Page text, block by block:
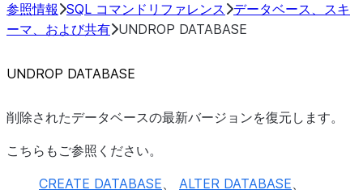
参照情報 SQL コマンドリファレンス
データベース、スキ
ーマ、および共有 UNDROP DATABASE
UNDROP DATABASE
削除されたデータベースの最新バージョンを復元します。
こちらもご参照ください。
CREATE DATABASE、 ALTER DATABASE、